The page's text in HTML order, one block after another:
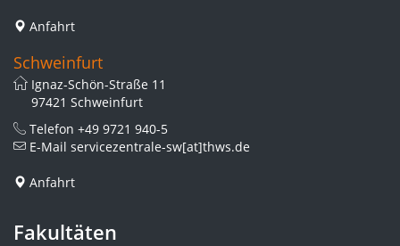
Anfahrt
Schweinfurt
Ignaz-Schön-Straße 11
97421 Schweinfurt
Telefon +49 9721 940-5
E-Mail servicezentrale-sw[at]thws.de
Anfahrt
Fakultäten